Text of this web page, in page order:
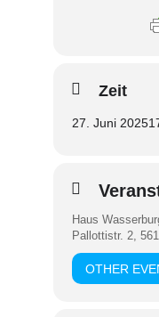
Zeit
27. Juni 2025
Haus
Pallottistr. 2,
OTHER